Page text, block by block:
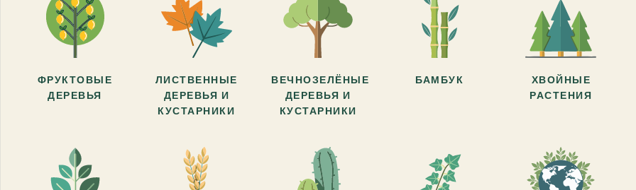
ФРУКТОВЫЕ
ДЕРЕВЬЯ
ЛИСТВЕННЫЕ
ДЕРЕВЬЯ И
КУСТАРНИКИ
ВЕЧНОЗЕЛЁНЫЕ
ДЕРЕВЬЯ И
КУСТАРНИКИ
БАМБУК
ХВОЙНЫЕ
РАСТЕНИЯ